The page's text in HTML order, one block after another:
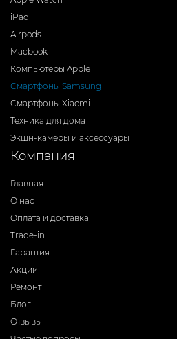
iPad
Airpods
Macbook
Компьютеры Apple
Смартфоны Samsung
Смартфоны Xiaomi
Техника для дома
Экшн-камеры и аксессуары
Компания
Главная
О нас
Оплата и доставка
Trade-in
Гарантия
Акции
Ремонт
Блог
Отзывы